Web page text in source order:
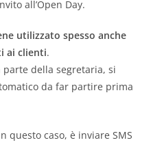
all’Open Day.
utilizzato spesso anche
ai clienti.
della segretaria, si
da far partire prima
questo caso, è inviare SMS